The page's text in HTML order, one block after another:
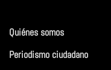
Quiénes somos
Periodismo ciudadano